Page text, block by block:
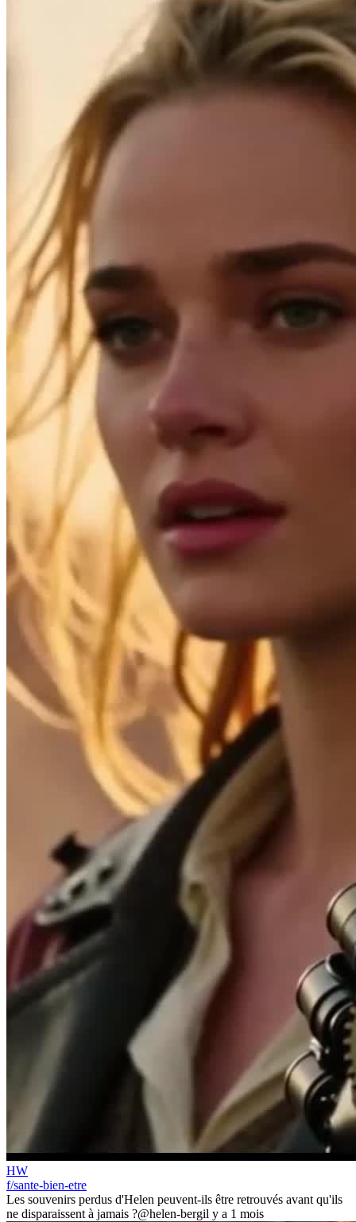
HW
f/sante-bien-etre
Les souvenirs perdus d'Helen peuvent-ils être retrouvés avant qu'ils
ne disparaissent à jamais ?@helen-bergil y a 1 mois